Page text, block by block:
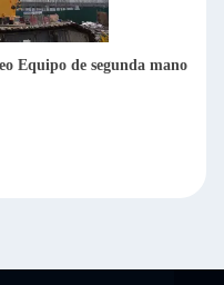
Equipo de segunda mano